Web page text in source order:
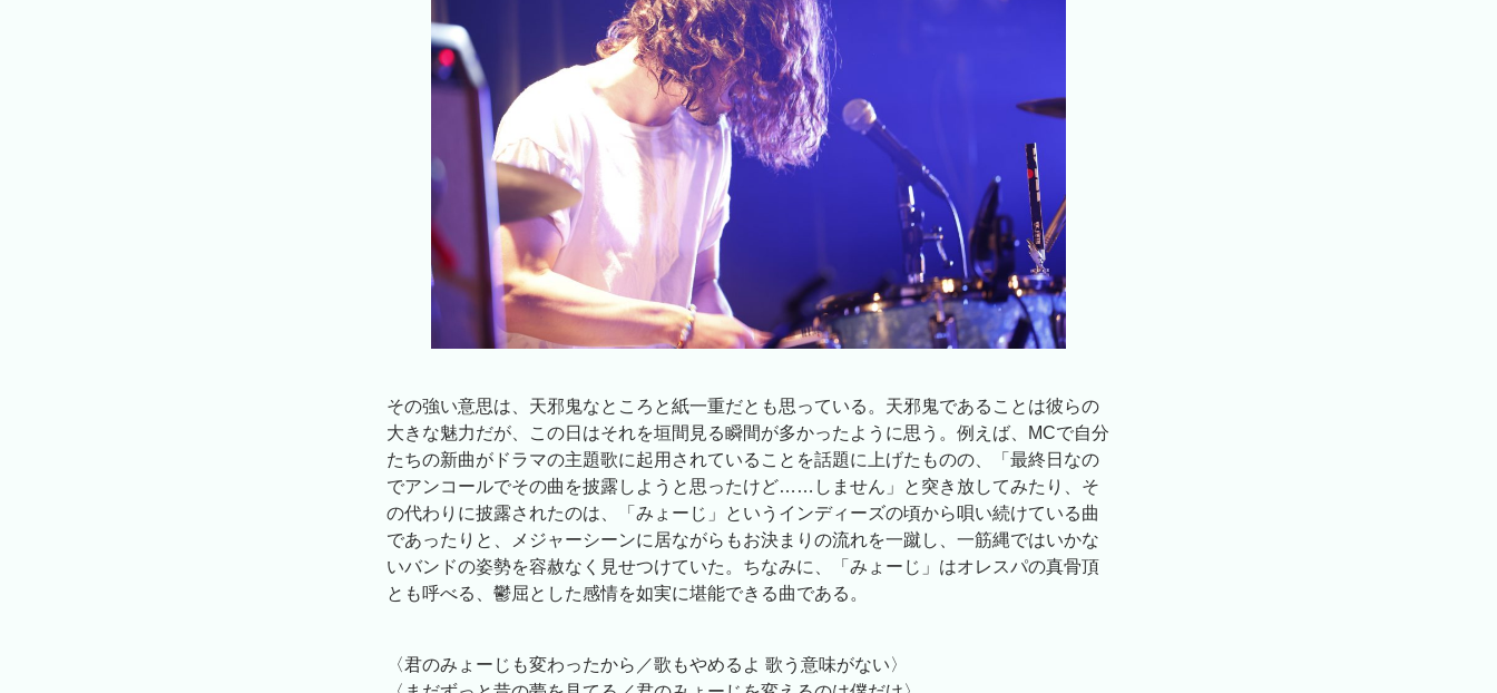
その強い意思は、天邪鬼なところと紙一重だとも思っている。天邪鬼であることは彼らの
大きな魅力だが、この日はそれを垣間見る瞬間が多かったように思う。例えば、MCで自分
たちの新曲がドラマの主題歌に起用されていることを話題に上げたものの、「最終日なの
でアンコールでその曲を披露しようと思ったけど……しません」と突き放してみたり、そ
の代わりに披露されたのは、「みょーじ」というインディーズの頃から唄い続けている曲
であったりと、メジャーシーンに居ながらもお決まりの流れを一蹴し、一筋縄ではいかな
いバンドの姿勢を容赦なく見せつけていた。ちなみに、「みょーじ」はオレスパの真骨頂
とも呼べる、鬱屈とした感情を如実に堪能できる曲である。
〈君のみょーじも変わったから／歌もやめるよ 歌う意味がない〉